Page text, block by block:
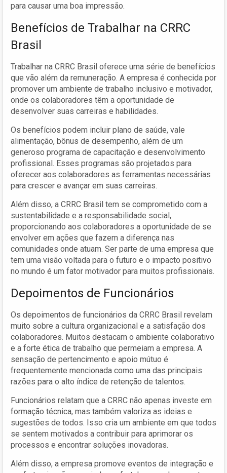
para causar uma boa impressão.
Benefícios de Trabalhar na CRRC
Brasil
Trabalhar na CRRC Brasil oferece uma série de benefícios
que vão além da remuneração. A empresa é conhecida por
promover um ambiente de trabalho inclusivo e motivador,
onde os colaboradores têm a oportunidade de
desenvolver suas carreiras e habilidades.
Os benefícios podem incluir plano de saúde, vale
alimentação, bônus de desempenho, além de um
generoso programa de capacitação e desenvolvimento
profissional. Esses programas são projetados para
oferecer aos colaboradores as ferramentas necessárias
para crescer e avançar em suas carreiras.
Além disso, a CRRC Brasil tem se comprometido com a
sustentabilidade e a responsabilidade social,
proporcionando aos colaboradores a oportunidade de se
envolver em ações que fazem a diferença nas
comunidades onde atuam. Ser parte de uma empresa que
tem uma visão voltada para o futuro e o impacto positivo
no mundo é um fator motivador para muitos profissionais.
Depoimentos de Funcionários
Os depoimentos de funcionários da CRRC Brasil revelam
muito sobre a cultura organizacional e a satisfação dos
colaboradores. Muitos destacam o ambiente colaborativo
e a forte ética de trabalho que permeiam a empresa. A
sensação de pertencimento e apoio mútuo é
frequentemente mencionada como uma das principais
razões para o alto índice de retenção de talentos.
Funcionários relatam que a CRRC não apenas investe em
formação técnica, mas também valoriza as ideias e
sugestões de todos. Isso cria um ambiente em que todos
se sentem motivados a contribuir para aprimorar os
processos e encontrar soluções inovadoras.
Além disso, a empresa promove eventos de integração e